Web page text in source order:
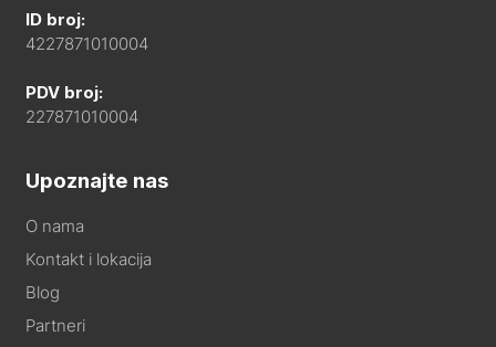
ID broj:
4227871010004
PDV broj:
227871010004
Upoznajte nas
O nama
Kontakt i lokacija
Blog
Partneri